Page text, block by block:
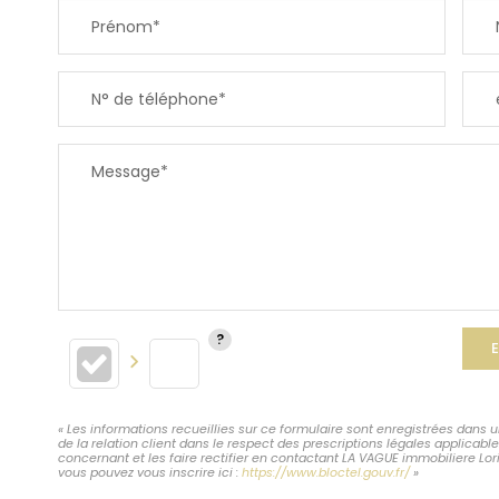
SUPERFICIE :
RESTAURANTS ET CAFÉS
Prénom*
N° de téléphone*
Message*
« Les informations recueillies sur ce formulaire sont enregistrées dans
de la relation client dans le respect des prescriptions légales
concernant et les faire rectifier en contactant LA VAGUE immobiliere
vous pouvez vous inscrire ici : https://www.bloctel.gouv.fr/»